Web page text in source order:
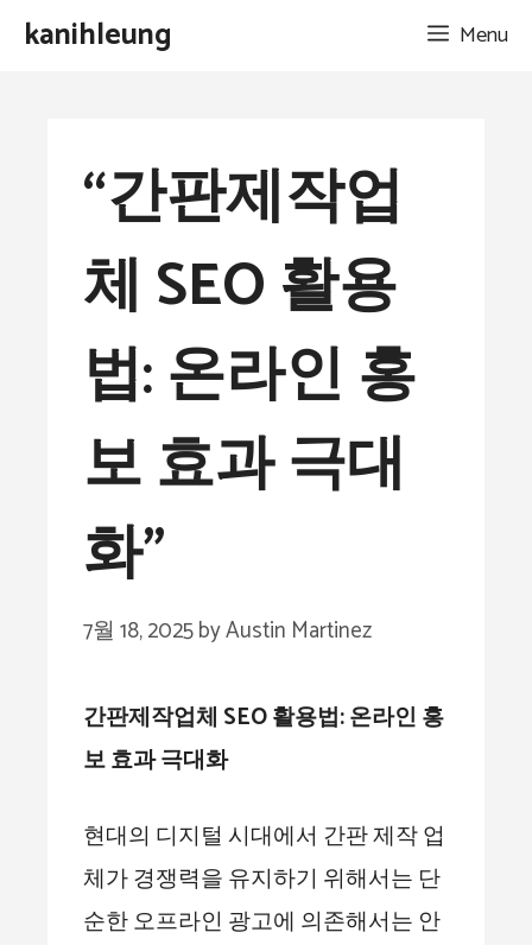
Skipkanihleung Menu
“간판제작업
체 SEO 활용
법: 온라인 홍
보 효과 극대
화”
7월 18, 2025byAustin Martinez
간판제작업체 SEO 활용법: 온라인 홍
보 효과 극대화
현대의 디지털 시대에서 간판 제작 업
체가 경쟁력을 유지하기 위해서는 단
순한 오프라인 광고에 의존해서는 안